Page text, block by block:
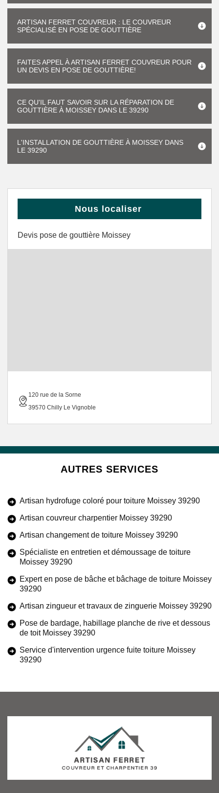
ARTISAN FERRET COUVREUR : LE COUVREUR
SPÉCIALISÉ EN POSE DE GOUTTIÈRE
FAITES APPEL À ARTISAN FERRET COUVREUR POUR
UN DEVIS EN POSE DE GOUTTIÈRE!
CE QU'IL FAUT SAVOIR SUR LA RÉPARATION DE
GOUTTIÈRE À MOISSEY DANS LE 39290
L'INSTALLATION DE GOUTTIÈRE À MOISSEY DANS
LE 39290
Nous localiser
Devis pose de gouttière Moissey
120 rue de la Sorne
39570 Chilly Le Vignoble
AUTRES SERVICES
Artisan hydrofuge coloré pour toiture Moissey 39290
Artisan couvreur charpentier Moissey 39290
Artisan changement de toiture Moissey 39290
Spécialiste en entretien et démoussage de toiture
Moissey 39290
Expert en pose de bâche et bâchage de toiture Moissey
39290
Artisan zingueur et travaux de zinguerie Moissey 39290
Pose de bardage, habillage planche de rive et dessous
de toit Moissey 39290
Service d'intervention urgence fuite toiture Moissey
39290